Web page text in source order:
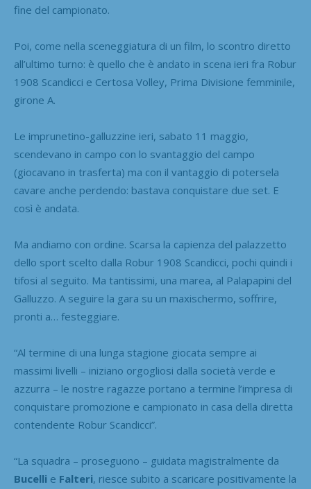
fine del campionato.
Poi, come nella sceneggiatura di un film, lo scontro diretto
all’ultimo turno: è quello che è andato in scena ieri fra Robur
1908 Scandicci e Certosa Volley, Prima Divisione femminile,
girone A.
Le imprunetino-galluzzine ieri, sabato 11 maggio,
scendevano in campo con lo svantaggio del campo
(giocavano in trasferta) ma con il vantaggio di potersela
cavare anche perdendo: bastava conquistare due set. E
così è andata.
Ma andiamo con ordine. Scarsa la capienza del palazzetto
dello sport scelto dalla Robur 1908 Scandicci, pochi quindi i
tifosi al seguito. Ma tantissimi, una marea, al Palapapini del
Galluzzo. A seguire la gara su un maxischermo, soffrire,
pronti a… festeggiare.
“Al termine di una lunga stagione giocata sempre ai
massimi livelli – iniziano orgogliosi dalla società verde e
azzurra – le nostre ragazze portano a termine l’impresa di
conquistare promozione e campionato in casa della diretta
contendente Robur Scandicci”.
“La squadra – proseguono – guidata magistralmente da
Bucelli e Falteri, riesce subito a scaricare positivamente la